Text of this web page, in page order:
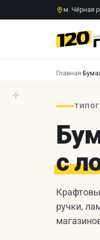
м. Чёрная
Главная·
✛
с
ручки,